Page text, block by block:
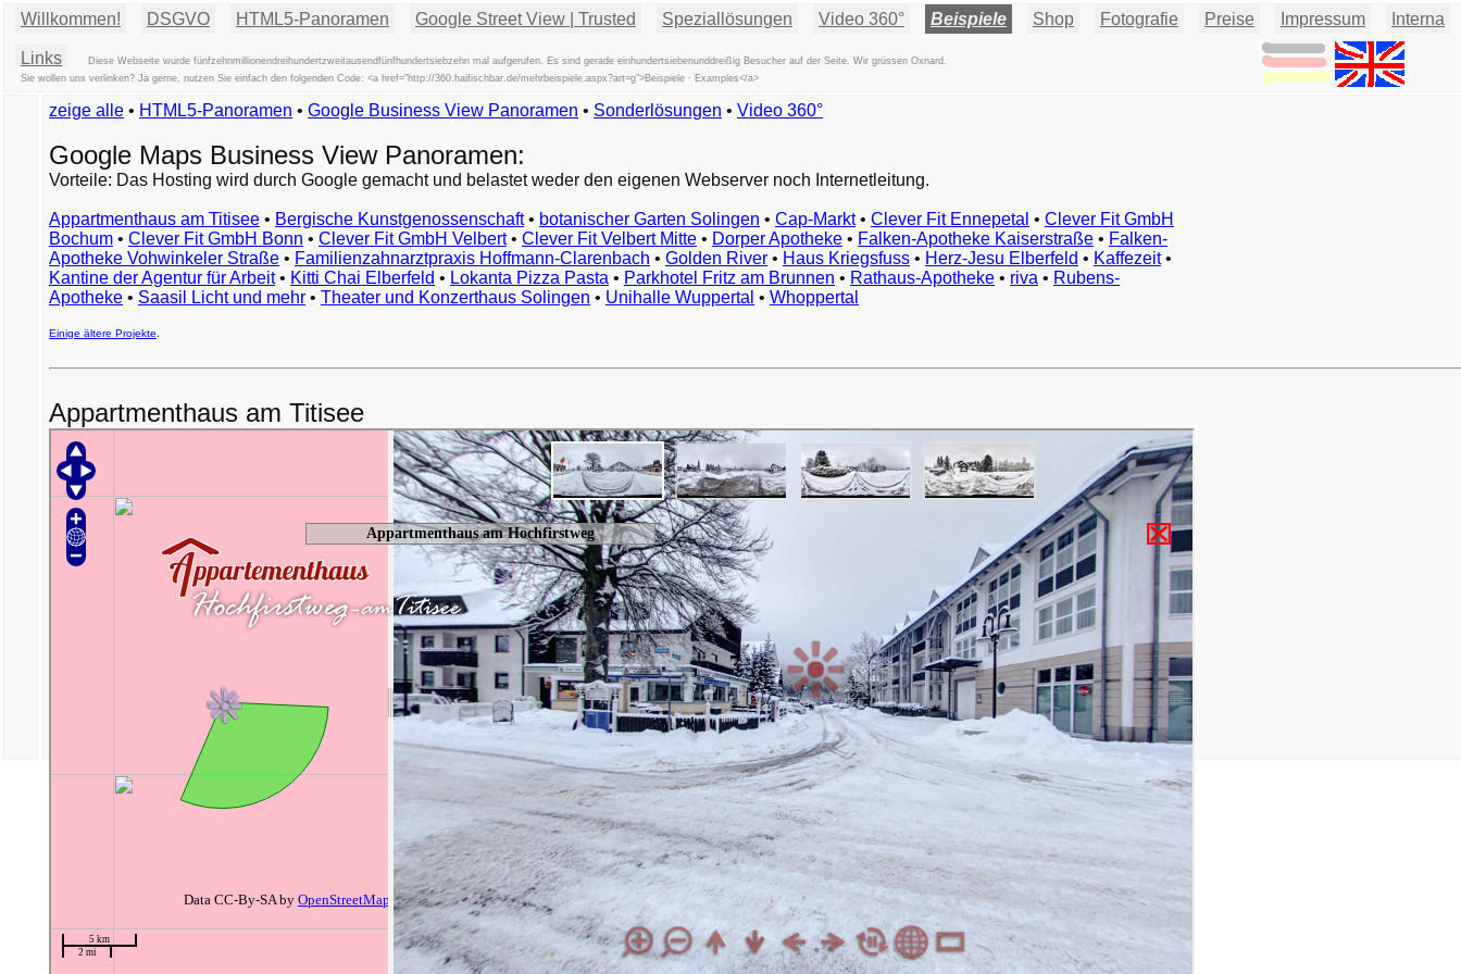
Willkommen! DSGVO HTML5-Panoramen Google Street View | Trusted Speziallösungen Video 360° Beispiele Shop Fotografie Preise Impressum Interna
Links
Diese Webseite wurde fünfzehnmillionendreihundertzweitausendfünfhundertsiebzehn mal aufgerufen. Es sind gerade einhundertsiebenunddreißig Besucher auf der Seite. Wir grüssen Oxnard.
Sie wollen uns verlinken? Ja gerne, nutzen Sie einfach den folgenden Code: <a href="http://360.haifischbar.de/mehrbeispiele.aspx?art=g">Beispiele · Examples</a>
Beispiele
Esempi
Przykłady
Ejemplos
Örnekler
Παραδείγματα
例
zeige alle • HTML5-Panoramen • Google Business View Panoramen • Sonderlösungen • Video 360°
Google Maps Business View Panoramen:
Vorteile: Das Hosting wird durch Google gemacht und belastet weder den eigenen Webserver noch Internetleitung.
Appartmenthaus am Titisee • Bergische Kunstgenossenschaft• botanischer Garten Solingen • Cap-Markt• Clever Fit Ennepetal • Clever Fit GmbH
Bochum • Clever Fit GmbH Bonn • Clever Fit GmbH Velbert• Clever Fit Velbert Mitte • Dorper Apotheke • Falken-Apotheke Kaiserstraße • Falken-
Apotheke Vohwinkeler Straße • Familienzahnarztpraxis Hoffmann-Clarenbach • Golden River • Haus Kriegsfuss • Herz-Jesu Elberfeld • Kaffezeit•
Kantine der Agentur für Arbeit• Kitti Chai Elberfeld • Lokanta Pizza Pasta • Parkhotel Fritz am Brunnen • Rathaus-Apotheke • riva • Rubens-
Apotheke • Saasil Licht und mehr • Theater und Konzerthaus Solingen • Unihalle Wuppertal • Whoppertal
Einige ältere Projekte
Appartmenthaus am Titisee